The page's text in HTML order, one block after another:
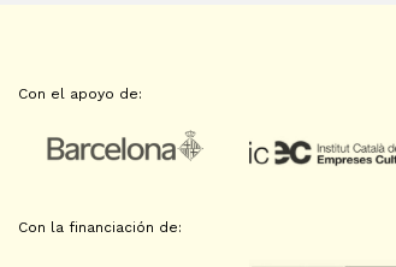
Con el apoyo de:
Con la financiación de: